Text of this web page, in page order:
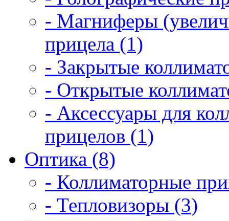
- Магниферы
прицела (1)
- Закрытые
- Открытые
- Аксессуары для
прицелов (1)
Оптика (8)
- Коллиматорные
- Тепловизоры (3)